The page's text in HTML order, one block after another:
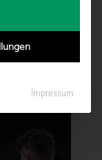
Impressum